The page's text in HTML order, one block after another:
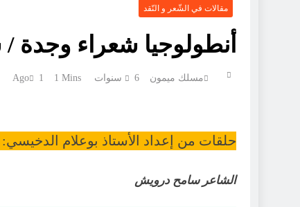
مقالات في الشّعر و النّقد
أنطولوجيا شعراء
مسلك ميمون 6 سنوات Ago 1 1 Mins
حلقات من إعداد الأستاذ بوعلام الدخيسي:
الشاعر سامح درويش